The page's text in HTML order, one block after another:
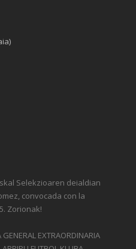
Selekzioaren deialdian
convocada con la
Zorionak!
EXTRAORDINARIA